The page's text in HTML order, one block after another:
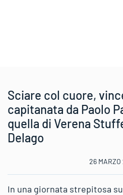
Sciare col cuore,
capitanata da Paolo
quella di Verena
Delago
26 MARZO
In una giornata strepitosa